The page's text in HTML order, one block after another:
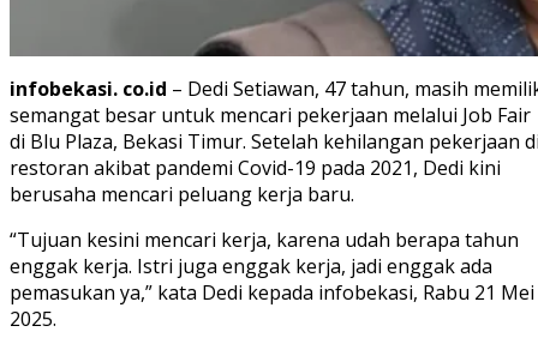
infobekasi. co.id – Dedi Setiawan, 47 tahun, masih
semangat besar untuk mencari pekerjaan melalui Job Fair
di Blu Plaza, Bekasi Timur. Setelah kehilangan pekerjaan
restoran akibat pandemi Covid-19 pada 2021, Dedi kini
berusaha mencari peluang kerja baru.
“Tujuan kesini mencari kerja, karena udah berapa tahun
enggak kerja. Istri juga enggak kerja, jadi enggak ada
pemasukan ya,” kata Dedi kepada infobekasi, Rabu 21 Mei
2025.